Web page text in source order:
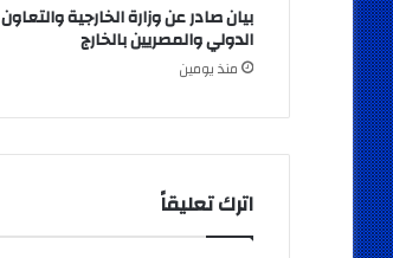
بيان صادر عن وزارة الخارجية والتعاون
الدولي والمصريين بالخارج
منذ يومين
اترك تعليقاً